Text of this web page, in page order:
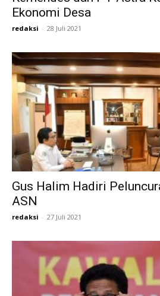
Ekonomi Desa
redaksi - 28 Juli 2021
Gus Halim Hadiri
ASN
redaksi - 27 Juli 2021